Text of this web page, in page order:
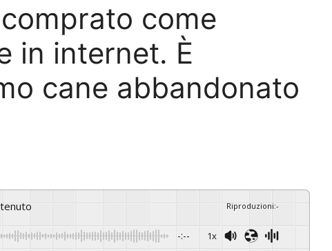
come
in internet. È
cane abbandonato
Riproduzioni:-
-:-- 1x